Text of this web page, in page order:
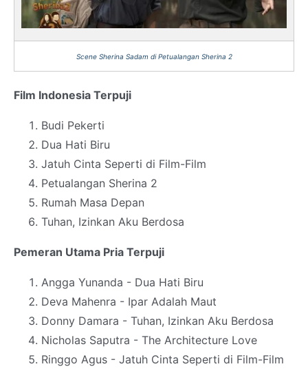
Scene Sherina Sadam di Petualangan Sherina 2
Film Indonesia Terpuji
Budi Pekerti
Dua Hati Biru
Jatuh Cinta Seperti di Film-Film
Petualangan Sherina 2
Rumah Masa Depan
Tuhan, Izinkan Aku Berdosa
Pemeran Utama Pria Terpuji
Angga Yunanda - Dua Hati Biru
Deva Mahenra - Ipar Adalah Maut
Donny Damara - Tuhan, Izinkan Aku Berdosa
Nicholas Saputra - The Architecture Love
Ringgo Agus - Jatuh Cinta Seperti di Film-Film